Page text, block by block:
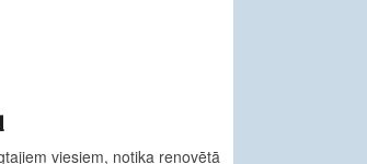
viesiem, notika renovētā